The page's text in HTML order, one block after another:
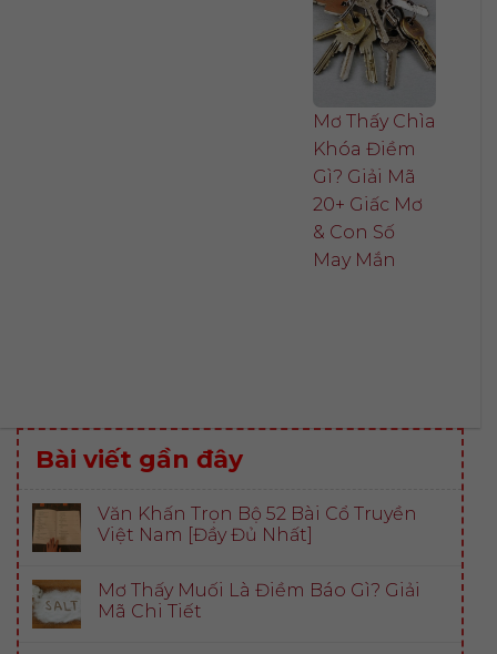
Mơ Thấy Chìa
Khóa Điềm
Gì? Giải Mã
20+ Giấc Mơ
& Con Số
May Mắn
Bài viết gần đây
Văn Khấn Trọn Bộ 52 Bài Cổ Truyền
Việt Nam [Đầy Đủ Nhất]
Mơ Thấy Muối Là Điềm Báo Gì? Giải
Mã Chi Tiết